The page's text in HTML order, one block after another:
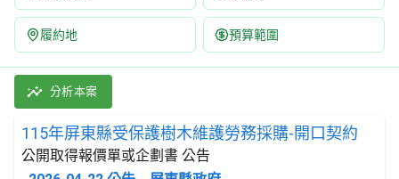
履約地 預算範圍
115年屏東縣受保護樹木維護勞務採購-開口契約 招標公告 |
採購類別：勞務類 附帶於農、牧、林之服務 | 招標方式：
分析本案
115年屏東縣受保護樹木維護勞務採購-開口契約
公開取得報價單或企劃書 公告